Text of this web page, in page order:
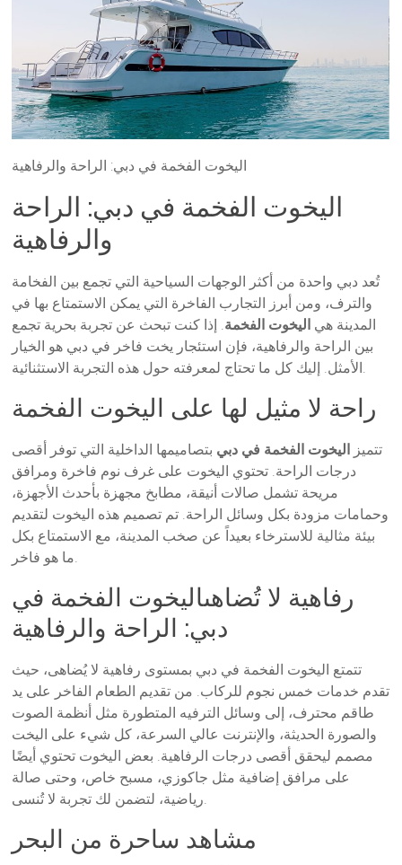
اليخوت الفخمة في دبي: الراحة والرفاهية
اليخوت الفخمة في دبي: الراحة
والرفاهية
تُعد دبي واحدة من أكثر الوجهات السياحية التي تجمع بين الفخامة
والترف، ومن أبرز التجارب الفاخرة التي يمكن الاستمتاع بها في
المدينة هي اليخوت الفخمة. إذا كنت تبحث عن تجربة بحرية تجمع
بين الراحة والرفاهية، فإن استئجار يخت فاخر في دبي هو الخيار
الأمثل. إليك كل ما تحتاج لمعرفته حول هذه التجربة الاستثنائية.
راحة لا مثيل لها على اليخوت الفخمة
تتميز اليخوت الفخمة في دبي بتصاميمها الداخلية التي توفر أقصى
درجات الراحة. تحتوي اليخوت على غرف نوم فاخرة ومرافق
مريحة تشمل صالات أنيقة، مطابخ مجهزة بأحدث الأجهزة،
وحمامات مزودة بكل وسائل الراحة. تم تصميم هذه اليخوت لتقديم
بيئة مثالية للاسترخاء بعيداً عن صخب المدينة، مع الاستمتاع بكل
ما هو فاخر.
رفاهية لا تُضاهىاليخوت الفخمة في
دبي: الراحة والرفاهية
تتمتع اليخوت الفخمة في دبي بمستوى رفاهية لا يُضاهى، حيث
تقدم خدمات خمس نجوم للركاب. من تقديم الطعام الفاخر على يد
طاقم محترف، إلى وسائل الترفيه المتطورة مثل أنظمة الصوت
والصورة الحديثة، والإنترنت عالي السرعة، كل شيء على اليخت
مصمم ليحقق أقصى درجات الرفاهية. بعض اليخوت تحتوي أيضًا
على مرافق إضافية مثل جاكوزي، مسبح خاص، وحتى صالة
رياضية، لتضمن لك تجربة لا تُنسى.
مشاهد ساحرة من البحر